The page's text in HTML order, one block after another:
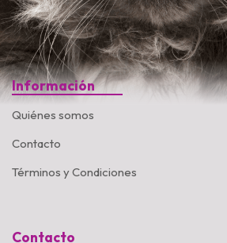
Información
Quiénes somos
Contacto
Términos y Condiciones
Contacto